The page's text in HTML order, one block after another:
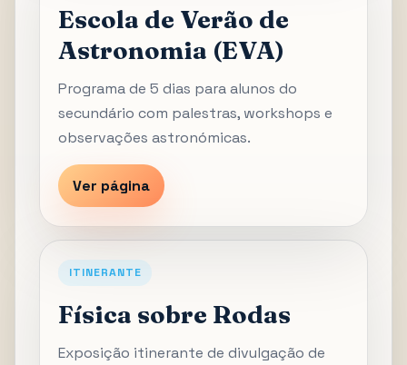
Escola de Verão de
Astronomia (EVA)
Programa de 5 dias para alunos do
secundário com palestras, workshops e
observações astronómicas.
Ver página
ITINERANTE
Física sobre Rodas
Exposição itinerante de divulgação de